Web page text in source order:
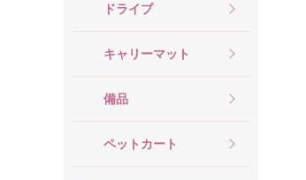
ドライブ
キャリーマット
備品
ペットカート